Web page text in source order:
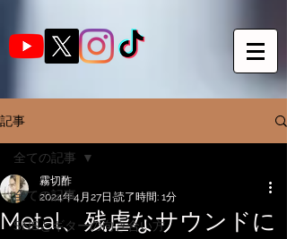
記事
全ての記事
SNSとギターの向き合い方
全ての記事
Metal、残虐なサウンドに
霧切酢
2024年4月27日 読了時間: 1分